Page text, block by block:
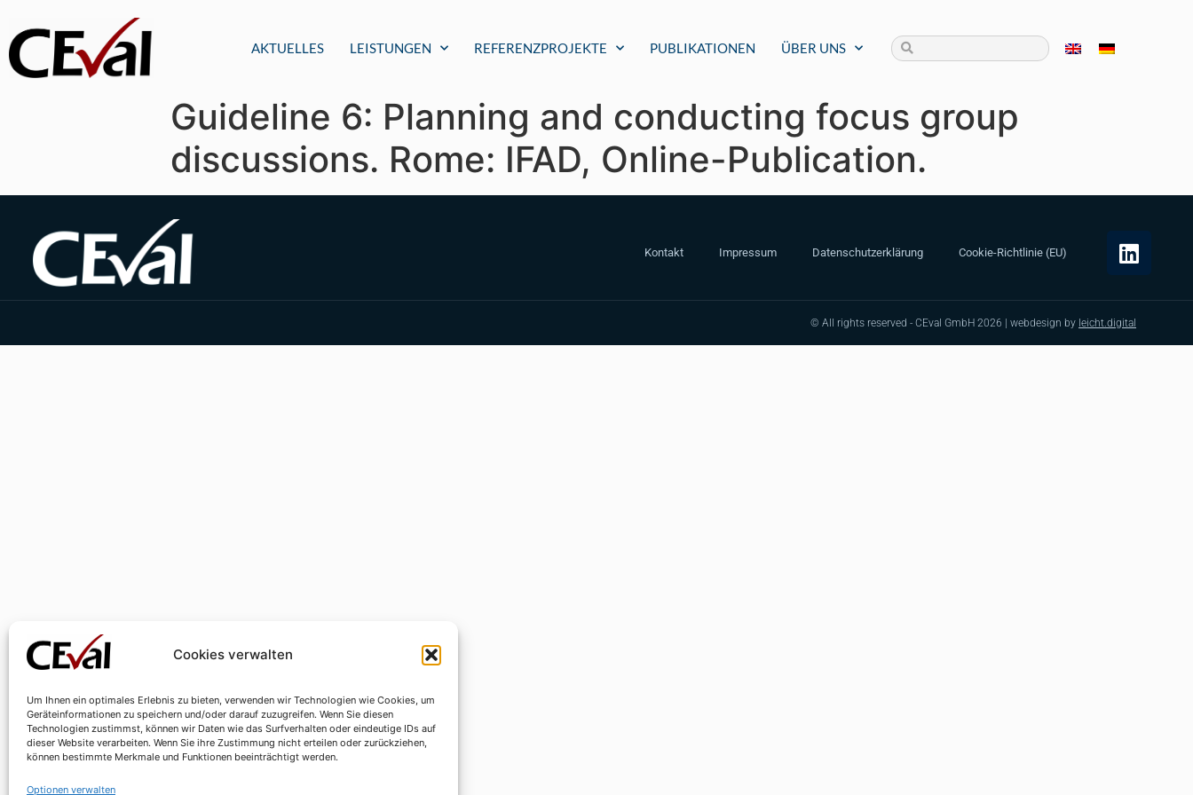
Cookies verwalten
Um Ihnen ein optimales Erlebnis zu bieten, verwenden wir Technologien wie Cookies, um
Geräteinformationen zu speichern und/oder darauf zuzugreifen. Wenn Sie diesen
Technologien zustimmst, können wir Daten wie das Surfverhalten oder eindeutige IDs auf
dieser Website verarbeiten. Wenn Sie ihre Zustimmung nicht erteilen oder zurückziehen,
können bestimmte Merkmale und Funktionen beeinträchtigt werden.
Optionen verwalten
AKTUELLES LEISTUNGEN REFERENZPROJEKTE PUBLIKATIONEN ÜBER UNS
Guideline 6: Planning and conducting focus group
discussions. Rome: IFAD, Online-Publication.
Kontakt Impressum Datenschutzerklärung Cookie-Richtlinie (EU)
© All rights reserved - CEval GmbH 2026 | webdesign by leicht.digital